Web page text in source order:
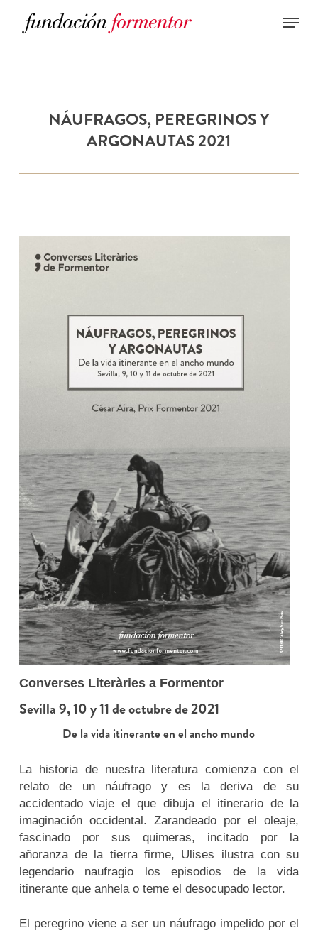
NÁUFRAGOS, PEREGRINOS Y
ARGONAUTAS 2021
Converses Literàries a Formentor
Sevilla 9, 10 y 11 de octubre de 2021
De la vida itinerante en el ancho mundo
La historia de nuestra literatura comienza con el
relato de un náufrago y es la deriva de su
accidentado viaje el que dibuja el itinerario de la
imaginación occidental. Zarandeado por el oleaje,
fascinado por sus quimeras, incitado por la
añoranza de la tierra firme, Ulises ilustra con su
legendario naufragio los episodios de la vida
itinerante que anhela o teme el desocupado lector.
El peregrino viene a ser un náufrago impelido por el